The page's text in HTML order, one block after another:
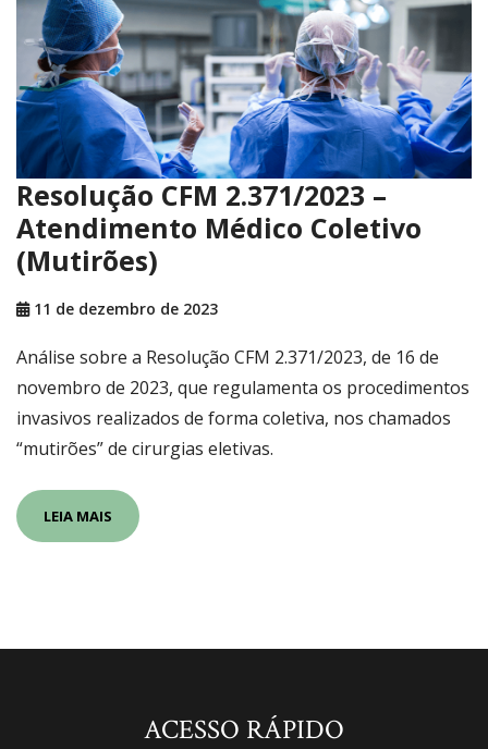
Resolução CFM 2.371/2023 –
Atendimento Médico Coletivo
(Mutirões)
11 de dezembro de 2023
Análise sobre a Resolução CFM 2.371/2023, de 16 de
novembro de 2023, que regulamenta os procedimentos
invasivos realizados de forma coletiva, nos chamados
“mutirões” de cirurgias eletivas.
LEIA MAIS
ACESSO RÁPIDO